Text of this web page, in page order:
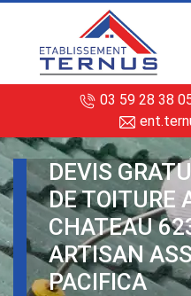
03 59 28 38
DEVIS
DE TOITURE
CHATEAU
ARTISAN
PACIFICA